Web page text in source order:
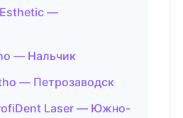
Esthetic —
— Нальчик
— Петрозаводск
Laser — Южно-